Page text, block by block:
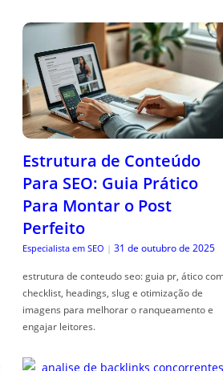
Estrutura de Conteúdo
Para SEO: Guia Prático
Para Montar o Post
Perfeito
Especialista em SEO | 31 de outubro de 2025
estrutura de conteudo seo: guia pr, ático
checklist, headings, slug e otimização de
imagens para melhorar o ranqueamento e
engajar leitores.